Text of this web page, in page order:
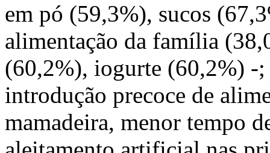
em pó (59,3%), sucos
alimentação da família
(60,2%), iogurte (60,2%) -;
introdução precoce de
mamadeira, menor tempo